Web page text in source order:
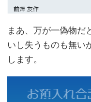
まあ、万が一偽物だ
いし失うものも無い
します。